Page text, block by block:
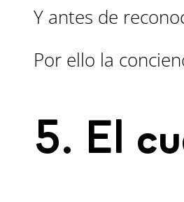
Y antes de
Por ello la
5. El